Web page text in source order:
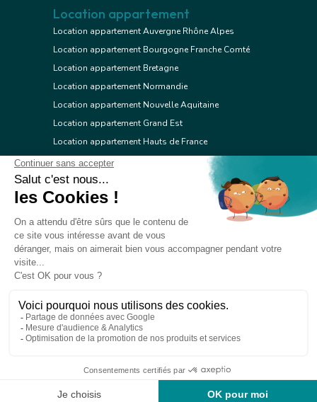
© 2026 Réseau immobilier l'Adresse
Location appartement
Location appartement Auvergne Rhône Alpes
Location appartement Bourgogne Franche Comté
Location appartement Bretagne
Location appartement Normandie
Location appartement Nouvelle Aquitaine
Location appartement Grand Est
Location appartement Hauts de France
Location appartement Ile de France
Location appartement Centre Val de Loire
Location appartement Occitanie
Location appartement Provence Alpes Côte d'Azur
Location appartement Corse
Webdesign by Tod.